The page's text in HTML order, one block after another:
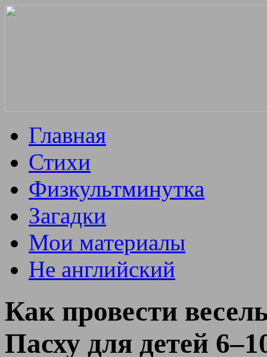
Главная
Стихи
Физкультминутка
Загадки
Мои материалы
Не английский
Как провести
Пасху для детей